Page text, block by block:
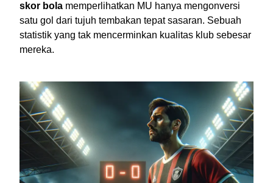
skor bola memperlihatkan MU hanya mengonversi
satu gol dari tujuh tembakan tepat sasaran. Sebuah
statistik yang tak mencerminkan kualitas klub sebesar
mereka.